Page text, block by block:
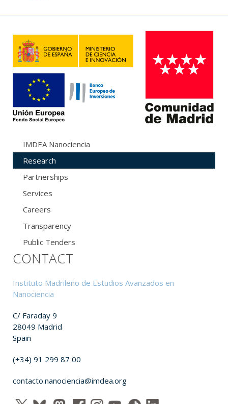
IMDEA Nanociencia
Research
Partnerships
Services
Careers
Transparency
Public Tenders
CONTACT
Instituto Madrileño de Estudios Avanzados en
Nanociencia
C/ Faraday 9
28049 Madrid
Spain
(+34) 91 299 87 00
contacto.nanociencia@imdea.org